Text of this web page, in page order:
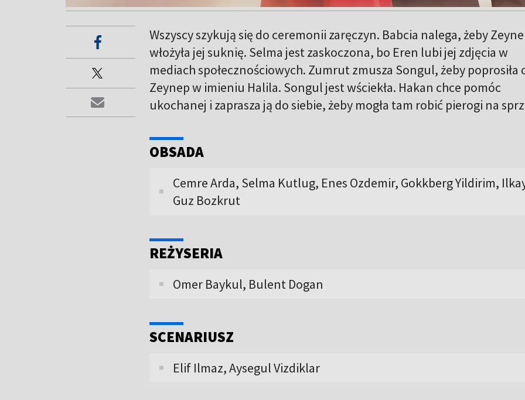
Wszyscy szykują się do ceremonii zaręczyn. Babcia nalega, żeby
włożyła jej suknię. Selma jest zaskoczona, bo Eren lubi jej zdjęcia w
mediach społecznościowych. Zumrut zmusza Songul, żeby poprosiła
Zeynep w imieniu Halila. Songul jest wściekła. Hakan chce pomóc
ukochanej i zaprasza ją do siebie, żeby mogła tam robić pierogi na
OBSADA
Cemre Arda, Selma Kutlug, Enes Ozdemir, Gokkberg Yildirim,
Guz Bozkrut
REŻYSERIA
Omer Baykul, Bulent Dogan
SCENARIUSZ
Elif Ilmaz, Aysegul Vizdiklar